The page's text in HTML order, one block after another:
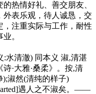
热情好礼、善交朋友、
外表乐观，待人诚恳，交
注重实际与工作，耐性
。
:水清澈) 同本义 淑,清湛
·大雅·桑柔》。按,清
);淑然(清纯的样子)
遇人之不淑矣。——